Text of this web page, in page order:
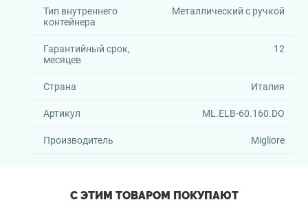
Тип внутреннего
контейнера
Металлический с ручкой
Гарантийный срок,
месяцев
12
Страна Италия
Артикул ML.ELB-60.160.DO
Производитель Migliore
С ЭТИМ ТОВАРОМ ПОКУПАЮТ